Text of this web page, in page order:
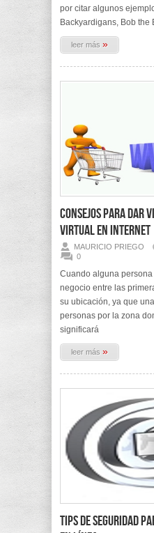
por citar algunos
Backyardigans, Bob the
leer más »
Consejos para dar
virtual en Internet
MAURICIO PRIEGO
0
Cuando alguna
negocio entre las
su ubicación, ya que
personas por la zona
significará
leer más »
Tips de seguridad